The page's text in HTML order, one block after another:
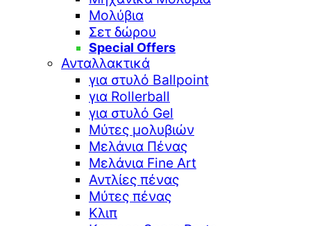
Μολύβια
Σετ δώρου
Special Offers
Ανταλλακτικά
για στυλό Ballpoint
για Rollerball
για στυλό Gel
Μύτες μολυβιών
Μελάνια Πένας
Μελάνια Fine Art
Αντλίες πένας
Μύτες πένας
Κλιπ